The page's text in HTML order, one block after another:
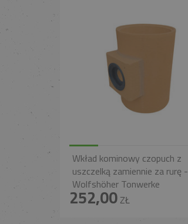
Wkład kominowy czopuch z
uszczelką zamiennie za rurę -
Wolfshöher Tonwerke
252,00ZŁ